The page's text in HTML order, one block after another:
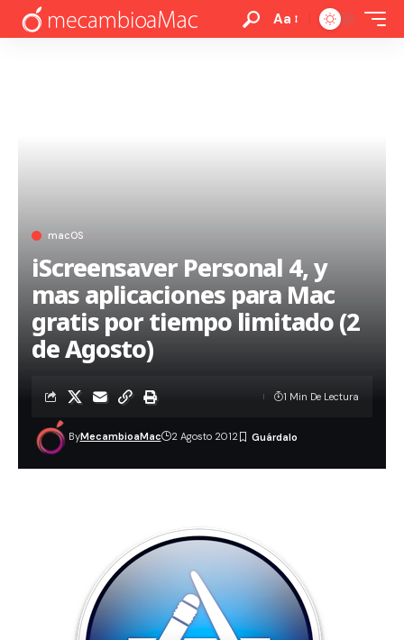
Aa
macOS
iScreensaver Personal 4, y
mas aplicaciones para Mac
gratis por tiempo limitado (2
de Agosto)
ByMecambioaMac 2 Agosto 2012
1 Min De Lectura